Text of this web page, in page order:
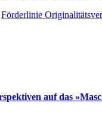
Förderlinie
auf das